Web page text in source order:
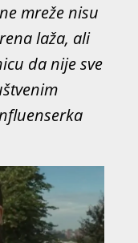
mreže nisu
laža, ali
da nije sve